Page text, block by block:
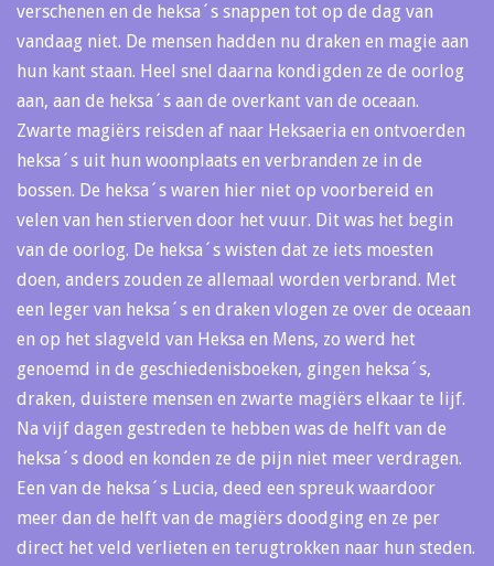
verschenen en de heksa´s snappen tot op de dag van
vandaag niet. De mensen hadden nu draken en magie aan
hun kant staan. Heel snel daarna kondigden ze de oorlog
aan, aan de heksa´s aan de overkant van de oceaan.
Zwarte magiërs reisden af naar Heksaeria en ontvoerden
heksa´s uit hun woonplaats en verbranden ze in de
bossen. De heksa´s waren hier niet op voorbereid en
velen van hen stierven door het vuur. Dit was het begin
van de oorlog. De heksa´s wisten dat ze iets moesten
doen, anders zouden ze allemaal worden verbrand. Met
een leger van heksa´s en draken vlogen ze over de oceaan
en op het slagveld van Heksa en Mens, zo werd het
genoemd in de geschiedenisboeken, gingen heksa´s,
draken, duistere mensen en zwarte magiërs elkaar te lijf.
Na vijf dagen gestreden te hebben was de helft van de
heksa´s dood en konden ze de pijn niet meer verdragen.
Een van de heksa´s Lucia, deed een spreuk waardoor
meer dan de helft van de magiërs doodging en ze per
direct het veld verlieten en terugtrokken naar hun steden.